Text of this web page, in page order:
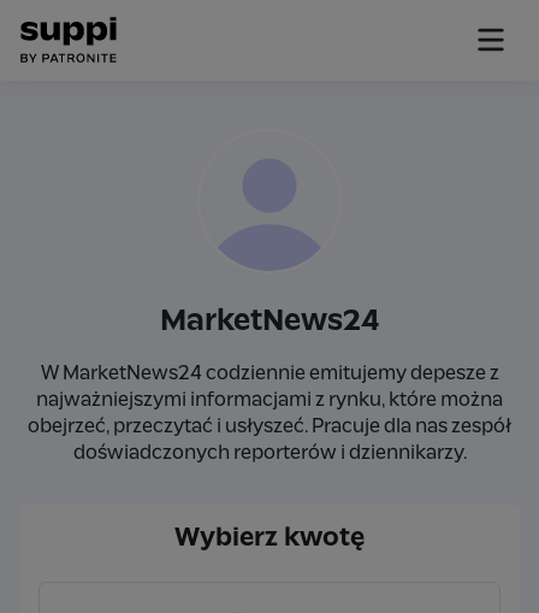
MarketNews24
W MarketNews24 codziennie emitujemy depesze z
najważniejszymi informacjami z rynku, które można
obejrzeć, przeczytać i usłyszeć. Pracuje dla nas zespół
doświadczonych reporterów i dziennikarzy.
Wybierz kwotę